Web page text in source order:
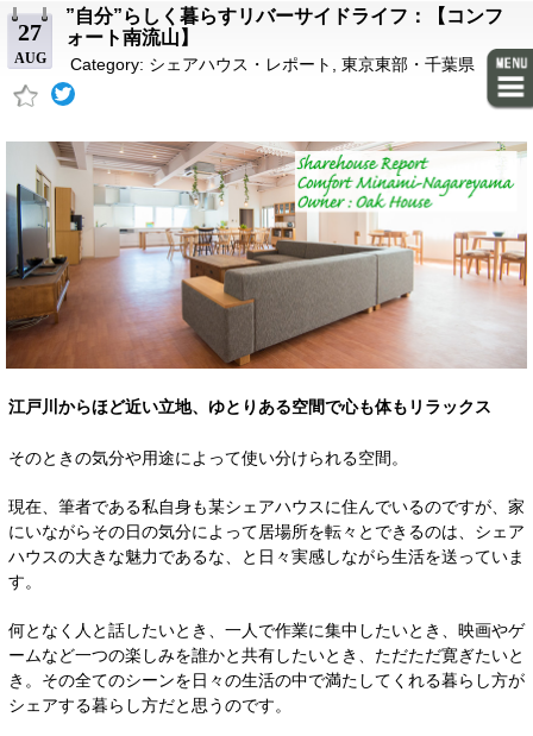
27
AUG
”自分”らしく暮らすリバーサイドライフ：【コンフ
ォート南流山】
Category: シェアハウス・レポート 東京東部・千葉県
江戸川からほど近い立地、ゆとりある空間で心も体もリラックス
そのときの気分や用途によって使い分けられる空間。
現在、筆者である私自身も某シェアハウスに住んでいるのですが、家
にいながらその日の気分によって居場所を転々とできるのは、シェア
ハウスの大きな魅力であるな、と日々実感しながら生活を送っていま
す。
何となく人と話したいとき、一人で作業に集中したいとき、映画やゲ
ームなど一つの楽しみを誰かと共有したいとき、ただただ寛ぎたいと
き。その全てのシーンを日々の生活の中で満たしてくれる暮らし方が
シェアする暮らし方だと思うのです。